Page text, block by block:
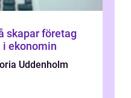
ekonomin
Uddenholm